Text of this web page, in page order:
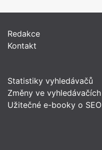
Redakce
Kontakt
Statistiky vyhledávačů
Změny ve vyhledávačích
Užitečné e-booky o SEO